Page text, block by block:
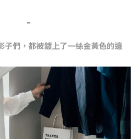
-
子們，都被鍍上了一絲金黃色的邊